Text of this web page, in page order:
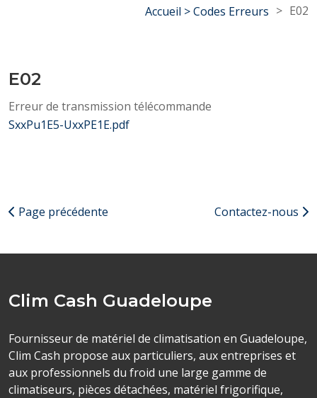
Accueil >Codes Erreurs > E02
E02
Erreur de transmission télécommande
SxxPu1E5-UxxPE1E.pdf
Page précédente Contactez-nous
Clim Cash Guadeloupe
Fournisseur de matériel de climatisation en Guadeloupe,
Clim Cash propose aux particuliers, aux entreprises et
aux professionnels du froid une large gamme de
climatiseurs, pièces détachées, matériel frigorifique,